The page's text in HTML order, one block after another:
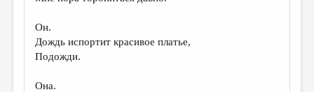
МЕДИА
ВКОНТАКТЕ
Он.
Дождь испортит красивое платье,
Подожди.
Она.